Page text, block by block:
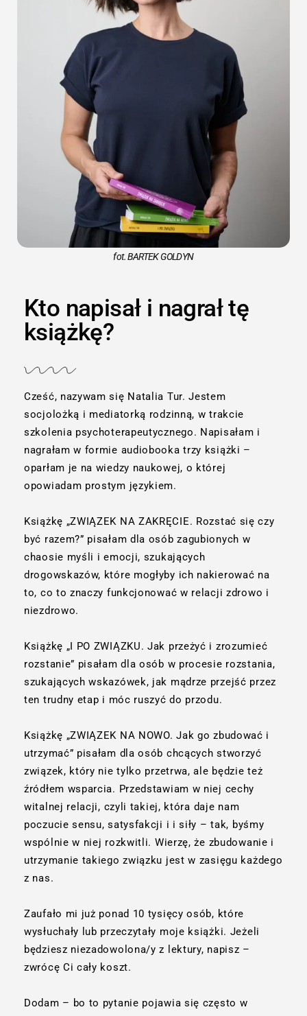
fot. BARTEK GOLDYN
Kto napisał i nagrał tę
książkę?
Cześć, nazywam się Natalia Tur. Jestem
socjolożką i mediatorką rodzinną, w trakcie
szkolenia psychoterapeutycznego. Napisałam i
nagrałam w formie audiobooka trzy książki –
oparłam je na wiedzy naukowej, o której
opowiadam prostym językiem.
Książkę „ZWIĄZEK NA ZAKRĘCIE. Rozstać się czy
być razem?” pisałam dla osób zagubionych w
chaosie myśli i emocji, szukających
drogowskazów, które mogłyby ich nakierować na
to, co to znaczy funkcjonować w relacji zdrowo i
niezdrowo.
Książkę „I PO ZWIĄZKU. Jak przeżyć i zrozumieć
rozstanie” pisałam dla osób w procesie rozstania,
szukających wskazówek, jak mądrze przejść przez
ten trudny etap i móc ruszyć do przodu.
Książkę „ZWIĄZEK NA NOWO. Jak go zbudować i
utrzymać” pisałam dla osób chcących stworzyć
związek, który nie tylko przetrwa, ale będzie też
źródłem wsparcia. Przedstawiam w niej cechy
witalnej relacji, czyli takiej, która daje nam
poczucie sensu, satysfakcji i i siły – tak, byśmy
wspólnie w niej rozkwitli. Wierzę, że zbudowanie i
utrzymanie takiego związku jest w zasięgu każdego
z nas.
Zaufało mi już ponad 10 tysięcy osób, które
wysłuchały lub przeczytały moje książki. Jeżeli
będziesz niezadowolona/y z lektury, napisz –
zwrócę Ci cały koszt.
Dodam – bo to pytanie pojawia się często w